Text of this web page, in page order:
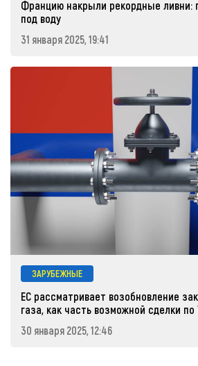
Францию накрыли рекордные ливни:
под воду
31 января 2025, 19:41
ЗАРУБЕЖНЫЕ
ЕС рассматривает возобновление
газа, как часть возможной сделки по
30 января 2025, 12:46